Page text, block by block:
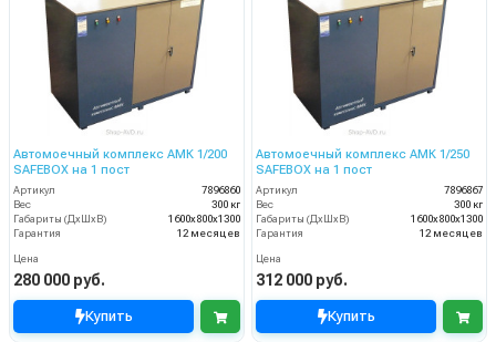
Автомоечный комплекс АМК 1/200
SAFEBOX на 1 пост
Артикул
7896860
Вес
300 кг
Габариты (ДхШхВ)
1600х800х1300
Гарантия
12 месяцев
Цена
280 000 руб.
Купить
Автомоечный комплекс АМК 1/250
SAFEBOX на 1 пост
Артикул
7896867
Вес
300 кг
Габариты (ДхШхВ)
1600х800х1300
Гарантия
12 месяцев
Цена
312 000 руб.
Купить